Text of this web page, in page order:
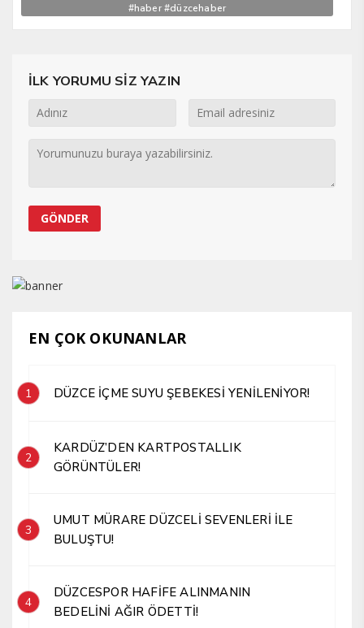
#haber #düzcehaber
İLK YORUMU SİZ YAZIN
EN ÇOK OKUNANLAR
1 DÜZCE İÇME SUYU ŞEBEKESİ YENİLENİYOR!
2
KARDÜZ’DEN KARTPOSTALLIK
GÖRÜNTÜLER!
3
UMUT MÜRARE DÜZCELİ SEVENLERİ İLE
BULUŞTU!
4
DÜZCESPOR HAFİFE ALINMANIN
BEDELİNİ AĞIR ÖDETTİ!